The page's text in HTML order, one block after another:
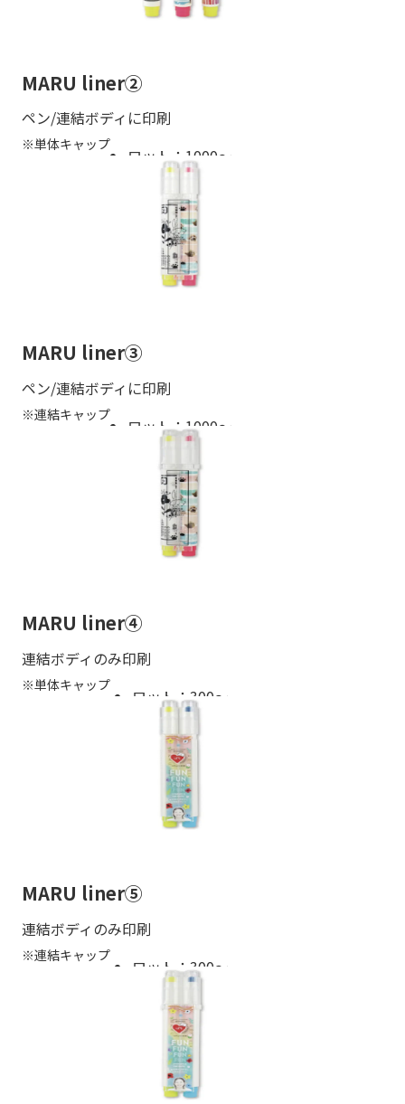
MARU liner②
ペン/連結ボディに印刷
※単体キャップ
ロット：1000〜
MARU liner③
ペン/連結ボディに印刷
※連結キャップ
ロット：1000〜
MARU liner④
連結ボディのみ印刷
※単体キャップ
ロット：300〜
MARU liner⑤
連結ボディのみ印刷
※連結キャップ
ロット：300〜